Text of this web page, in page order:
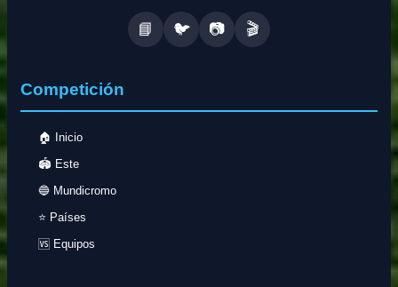
📘 🐦 📷 🎬
Competición
🏠 Inicio
🏟️ Este
🔵 Mundicromo
⭐ Países
🆚 Equipos